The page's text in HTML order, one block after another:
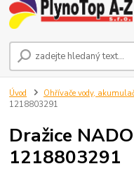
Úvod Ohřívače vody,
1218803291
Dražice
1218803291